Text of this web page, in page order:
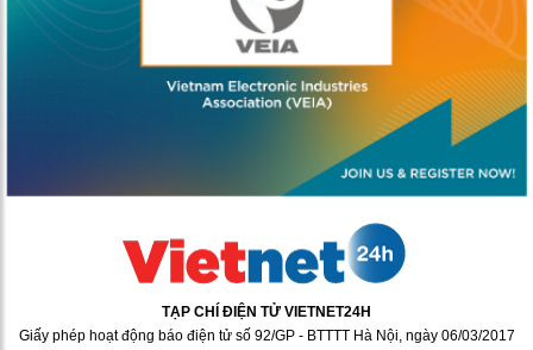
TẠP CHÍ ĐIỆN TỬ VIETNET24H
Giấy phép hoạt động báo điện tử số 92/GP - BTTTT Hà Nội, ngày 06/03/2017